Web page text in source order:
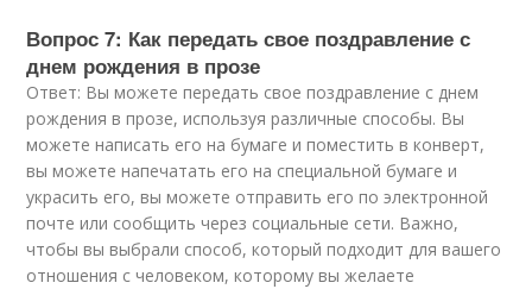
Вопрос 7: Как передать свое поздравление с
днем рождения в прозе
Ответ: Вы можете передать свое поздравление с днем
рождения в прозе, используя различные способы. Вы
можете написать его на бумаге и поместить в конверт,
вы можете напечатать его на специальной бумаге и
украсить его, вы можете отправить его по электронной
почте или сообщить через социальные сети. Важно,
чтобы вы выбрали способ, который подходит для вашего
отношения с человеком, которому вы желаете